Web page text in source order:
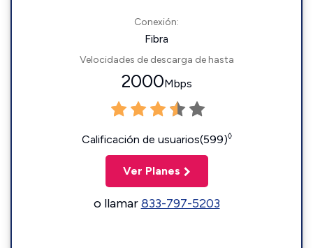
Conexión:
Fibra
Velocidades de descarga de hasta
2000Mbps
Calificación de usuarios(599)◊
Ver Planes
o llamar833-797-5203